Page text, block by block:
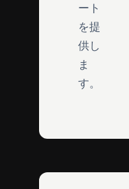
ート
を提
供し
ま
す。